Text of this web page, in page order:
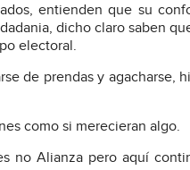
entienden que su
dicho claro saben
electoral.
de prendas y agacharse,
como si merecieran algo.
no Alianza pero aquí